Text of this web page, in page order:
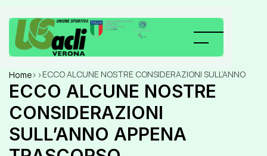
Home> >ECCO ALCUNE NOSTRE CONSIDERAZIONI SULL’ANNO
APPENA TRASCORSO…
ECCO ALCUNE NOSTRE
CONSIDERAZIONI
SULL’ANNO APPENA